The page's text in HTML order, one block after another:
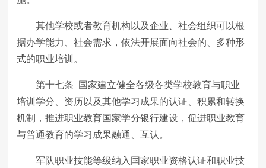
其他学校或者教育机构以及企业、社会组织可以根
据办学能力、社会需求，依法开展面向社会的、多种形
式的职业培训。
第十七条 国家建立健全各级各类学校教育与职业
培训学分、资历以及其他学习成果的认证、积累和转换
机制，推进职业教育国家学分银行建设，促进职业教育
与普通教育的学习成果融通、互认。
军队职业技能等级纳入国家职业资格认证和职业技